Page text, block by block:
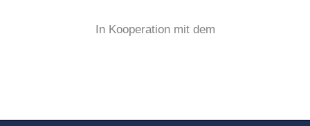
In Kooperation mit dem